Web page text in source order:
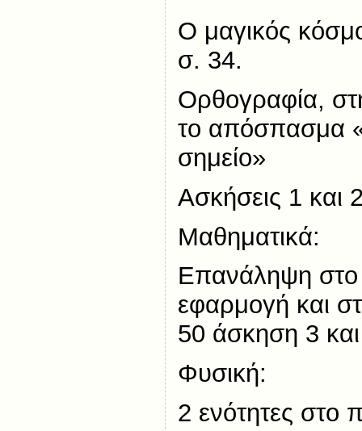
Ο μαγικός
σ. 34.
Ορθογραφία,
το απόσπασμα
σημείο»
Ασκήσεις 1 και
Μαθηματικά:
Επανάληψη στο
εφαρμογή και
50 άσκηση 3
Φυσική:
2 ενότητες στο